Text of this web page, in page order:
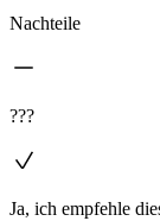
Nachteile
???
Ja, ich empfehle